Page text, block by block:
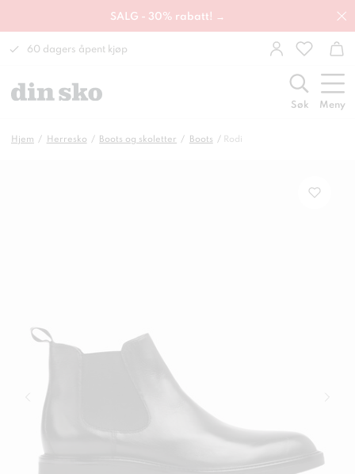
SALG - 30% rabatt! →
60 dagers åpent kjøp
Søk Meny
Hjem Herresko Boots og skoletter Boots Rodi